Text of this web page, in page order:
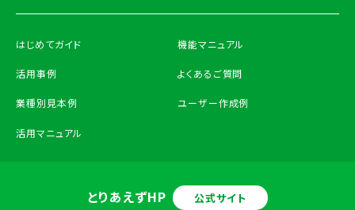
とりあえずHP 公式サイト
はじめてガイド
活用事例
業種別見本例
機能マニュアル
よくあるご質問
ユーザー作成例
活用マニュアル